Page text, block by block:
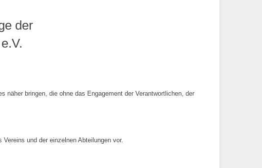
der
näher bringen, die ohne das Engagement der Verantwortlichen, der
und der einzelnen Abteilungen vor.